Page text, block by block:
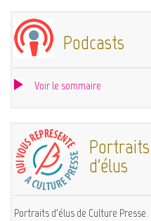
Podcasts
Voir le sommaire
Portraits
d'élus
Portraits d'élus de Culture